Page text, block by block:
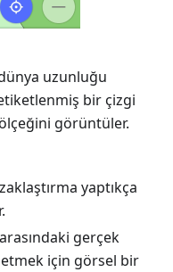
uzunluğu
bir çizgi
görüntüler.
yaptıkça
gerçek
için görsel bir